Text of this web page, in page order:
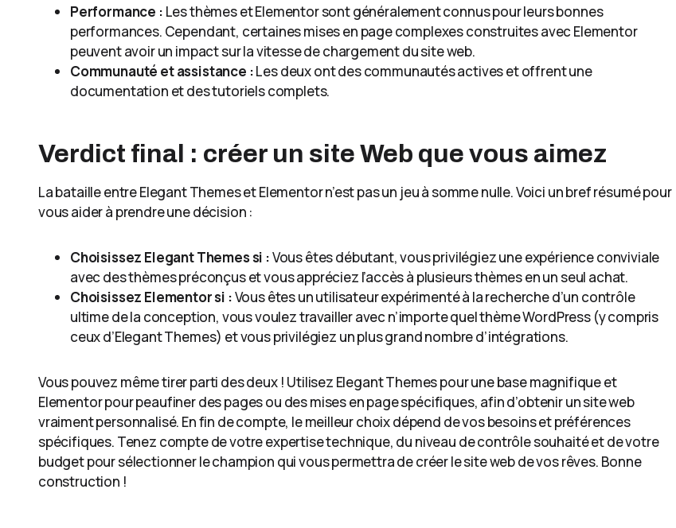
Performance : Les thèmes et Elementor sont généralement connus pour leurs bonnes
performances. Cependant, certaines mises en page complexes construites avec Elementor
peuvent avoir un impact sur la vitesse de chargement du site web.
Communauté et assistance :Les deux ont des communautés actives et offrent une
documentation et des tutoriels complets.
Verdict final : créer un site Web que vous aimez
La bataille entre Elegant Themes et Elementor n’est pas un jeu à somme nulle. Voici un bref résumé pour
vous aider à prendre une décision :
Choisissez Elegant Themes si :Vous êtes débutant, vous privilégiez une expérience conviviale
avec des thèmes préconçus et vous appréciez l’accès à plusieurs thèmes en un seul achat.
Choisissez Elementor si :Vous êtes un utilisateur expérimenté à la recherche d’un contrôle
ultime de la conception, vous voulez travailler avec n’importe quel thème WordPress (y compris
ceux d’Elegant Themes) et vous privilégiez un plus grand nombre d’intégrations.
Vous pouvez même tirer parti des deux ! Utilisez Elegant Themes pour une base magnifique et
Elementor pour peaufiner des pages ou des mises en page spécifiques, afin d’obtenir un site web
vraiment personnalisé. En fin de compte, le meilleur choix dépend de vos besoins et préférences
spécifiques. Tenez compte de votre expertise technique, du niveau de contrôle souhaité et de votre
budget pour sélectionner le champion qui vous permettra de créer le site web de vos rêves. Bonne
construction !